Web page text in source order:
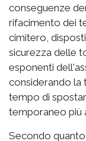
conseguenze
rifacimento dei
cimitero,
sicurezza delle
esponenti
considerando la
tempo di
temporaneo più
Secondo